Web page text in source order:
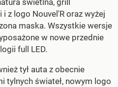
świetlna, grill
z logo Nouvel'R oraz wyżej
maska. Wszystkie wersje
w nowe przednie
full LED.
tył auta z obecnie
tylnych świateł, nowym logo